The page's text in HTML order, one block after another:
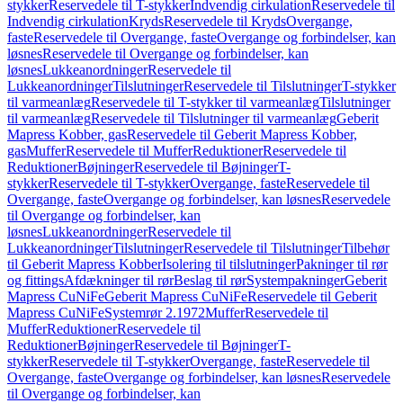
stykkerReservedele til T-stykkerIndvendig cirkulationReservedele til
Indvendig cirkulationKrydsReservedele til KrydsOvergange,
fasteReservedele til Overgange, fasteOvergange og forbindelser, kan
løsnesReservedele til Overgange og forbindelser, kan
løsnesLukkeanordningerReservedele til
LukkeanordningerTilslutningerReservedele til TilslutningerT-stykker
til varmeanlægReservedele til T-stykker til varmeanlægTilslutninger
til varmeanlægReservedele til Tilslutninger til varmeanlægGeberit
Mapress Kobber, gasReservedele til Geberit Mapress Kobber,
gasMufferReservedele til MufferReduktionerReservedele til
ReduktionerBøjningerReservedele til BøjningerT-
stykkerReservedele til T-stykkerOvergange, fasteReservedele til
Overgange, fasteOvergange og forbindelser, kan løsnesReservedele
til Overgange og forbindelser, kan
løsnesLukkeanordningerReservedele til
LukkeanordningerTilslutningerReservedele til TilslutningerTilbehør
til Geberit Mapress KobberIsolering til tilslutningerPakninger til rør
og fittingsAfdækninger til rørBeslag til rørSystempakningerGeberit
Mapress CuNiFeGeberit Mapress CuNiFeReservedele til Geberit
Mapress CuNiFeSystemrør 2.1972MufferReservedele til
MufferReduktionerReservedele til
ReduktionerBøjningerReservedele til BøjningerT-
stykkerReservedele til T-stykkerOvergange, fasteReservedele til
Overgange, fasteOvergange og forbindelser, kan løsnesReservedele
til Overgange og forbindelser, kan